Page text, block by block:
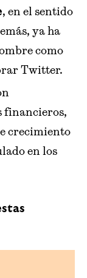
, en el sentido
ya ha
como
Twitter.
financieros,
crecimiento
en los